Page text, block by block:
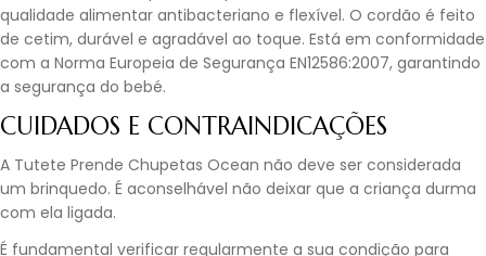
qualidade alimentar antibacteriano e flexível. O cordão é feito
de cetim, durável e agradável ao toque. Está em conformidade
com a Norma Europeia de Segurança EN12586:2007, garantindo
a segurança do bebé.
CUIDADOS E CONTRAINDICAÇÕES
A Tutete Prende Chupetas Ocean não deve ser considerada
um brinquedo. É aconselhável não deixar que a criança durma
com ela ligada.
É fundamental verificar regularmente a sua condição para